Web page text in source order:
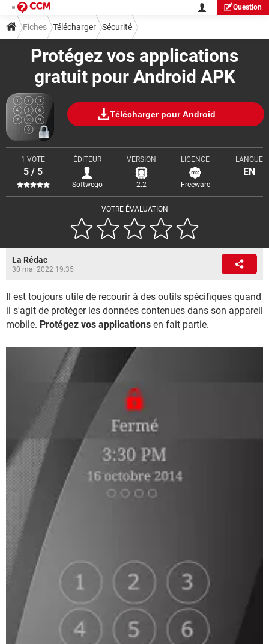
Question
Protégez vos applications
gratuit pour Android APK
Télécharger pour Android
VOTRE ÉVALUATION
1 VOTE
5 / 5
ÉDITEUR
Softwego
VERSION
2.2
LICENCE
Freeware
LANGUE
EN
Fiches Télécharger Sécurité
La Rédac
30 mai 2022 19:35
Il est toujours utile de recourir à des outils spécifiques quand
il s'agit de protéger les données contenues dans son appareil
mobile. Protégez vos applications en fait partie.